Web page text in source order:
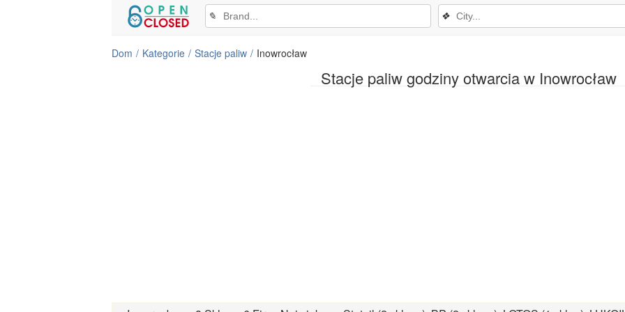
Stacje paliw godziny otwarcia w Inowrocław
✎ ❖
Dom Kategorie Stacje paliw Inowrocław